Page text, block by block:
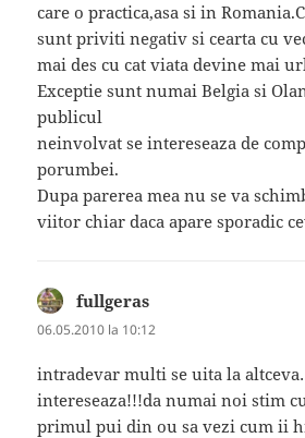
care o practica,asa si in
sunt priviti negativ si cearta cu
mai des cu cat viata devine mai
Exceptie sunt numai Belgia si
publicul
neinvolvat se intereseaza de
porumbei.
Dupa parerea mea nu se va
viitor chiar daca apare sporadic
fullgeras
06.05.2010 la 10:12
intradevar multi se uita la
intereseaza!!!da numai noi stim
primul pui din ou sa vezi cum ii